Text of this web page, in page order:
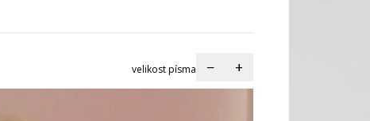
velikost písma − +